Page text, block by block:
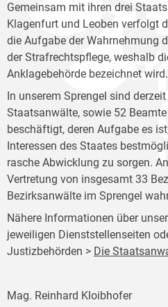
Gemeinsam mit ihren drei
Klagenfurt und Leoben verfolgt
die Aufgabe der Wahrnehmung
der Strafrechtspflege, weshalb
Anklagebehörde bezeichnet wird.
In unserem Sprengel sind
Staatsanwälte, sowie 52
beschäftigt, deren Aufgabe es
Interessen des Staates
rasche Abwicklung zu sorgen.
Vertretung von insgesamt 33
Bezirksanwälte im Sprengel
Nähere Informationen über
jeweiligen Dienststellenseiten
Justizbehörden > Die
Mag. Reinhard Kloibhofer